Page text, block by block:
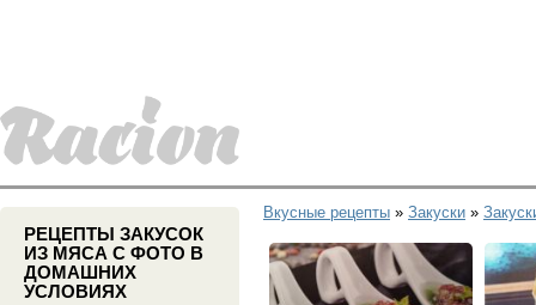
Вкусные рецепты » Закуски »
РЕЦЕПТЫ ЗАКУСОК
ИЗ МЯСА С ФОТО В
ДОМАШНИХ
УСЛОВИЯХ